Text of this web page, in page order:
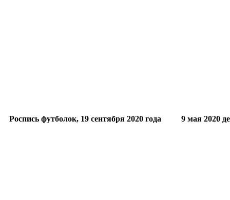
Роспись футболок, 19 сентября 2020 года 9 мая 2020